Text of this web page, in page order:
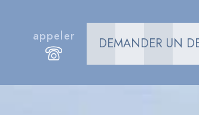
appeler DEMANDER UN